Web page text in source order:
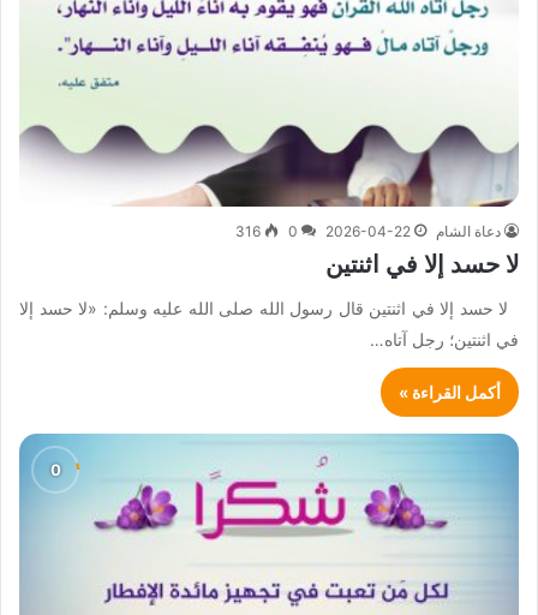
دعاة الشام 2026-04-22
0
316
لا حسد إلا في اثنتين
لا حسد إلا في اثنتين قال رسول الله صلى الله عليه وسلم: «لا حسد إلا
في اثنتين؛ رجل آتاه…
أكمل القراءة »